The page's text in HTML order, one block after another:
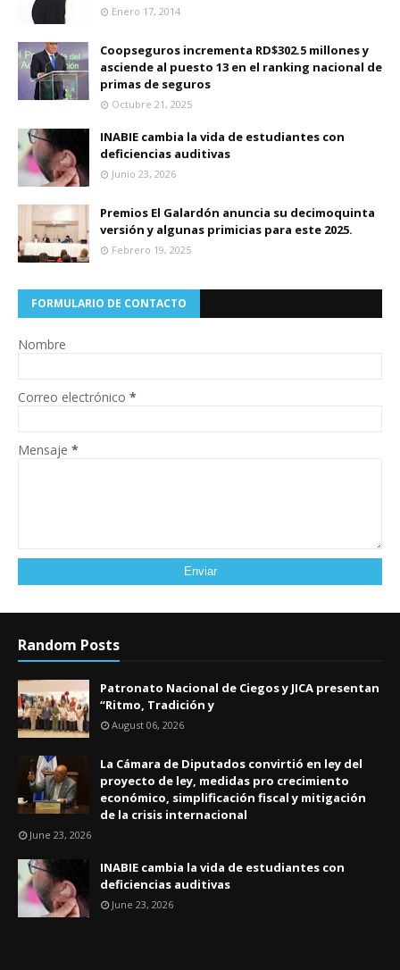
Enero 17, 2014
Coopseguros incrementa RD$302.5 millones y
asciende al puesto 13 en el ranking nacional de
primas de seguros
Octubre 21, 2025
INABIE cambia la vida de estudiantes con
deficiencias auditivas
Junio 23, 2026
Premios El Galardón anuncia su decimoquinta
versión y algunas primicias para este 2025.
Febrero 19, 2025
FORMULARIO DE CONTACTO
Nombre
Correo electrónico *
Mensaje *
Random Posts
Patronato Nacional de Ciegos y JICA presentan
“Ritmo, Tradición y
August 06, 2026
La Cámara de Diputados convirtió en ley del
proyecto de ley, medidas pro crecimiento
económico, simplificación fiscal y mitigación
de la crisis internacional
June 23, 2026
INABIE cambia la vida de estudiantes con
deficiencias auditivas
June 23, 2026